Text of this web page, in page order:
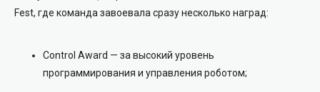
Fest, где команда завоевала сразу несколько наград:
Control Award — за высокий уровень
программирования и управления роботом;